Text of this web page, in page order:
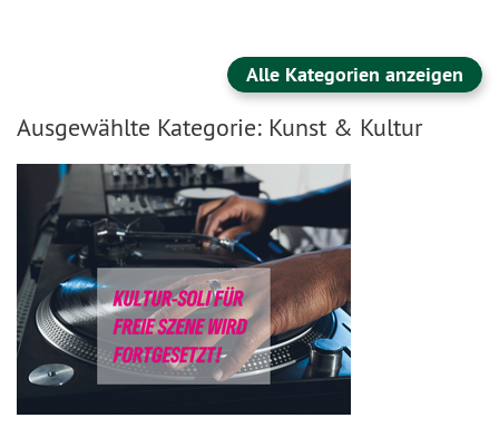
Alle Kategorien anzeigen
Ausgewählte Kategorie: Kunst & Kultur